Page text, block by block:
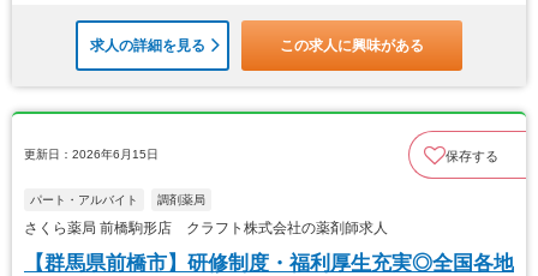
求人の詳細を見る この求人に興味がある
更新日：2026年6月15日 保存する
パート・アルバイト 調剤薬局
さくら薬局 前橋駒形店 クラフト株式会社の薬剤師求人
【群馬県前橋市】研修制度・福利厚生充実◎全国各地